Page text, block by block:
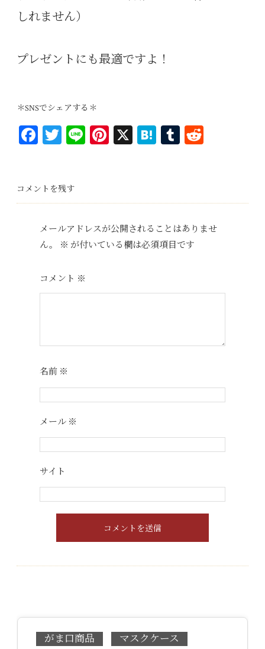
しれません）
プレゼントにも最適ですよ！
＊SNSでシェアする＊
Fa
ok
T
er
Li Pi
t
X H T
r
コメントを残す
メールアドレスが公開されることはありませ
ん。
※ が付いている欄は必須項目です
コメント ※
名前 ※
メール ※
サイト
がま口商品
マスクケース